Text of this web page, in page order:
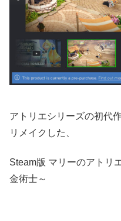
アトリエシリーズの初代作
リメイクした、
Steam版 マリーのアトリ
金術士～